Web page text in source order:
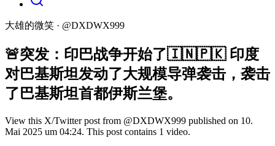
大雄的微笑 · @DXDWX999
🚨突发：印巴战争开始了🇮🇳🇵🇰 印度
对巴基斯坦发动了大规模导弹袭击，袭击
了巴基斯坦首都伊斯兰堡。
View this X/Twitter post from @DXDWX999 published on 10.
Mai 2025 um 04:24. This post contains 1 video.